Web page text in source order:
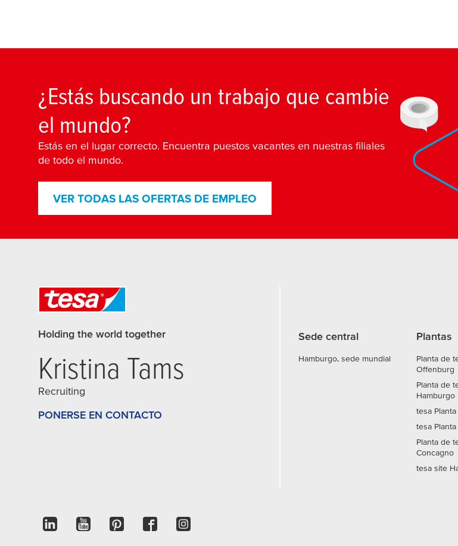
¿Estás buscando un trabajo que cambie
el mundo?
Estás en el lugar correcto. Encuentra puestos vacantes en nuestras filiales
de todo el mundo.
VER TODAS LAS OFERTAS DE EMPLEO
Holding the world together
Kristina Tams
Recruiting
PONERSE EN CONTACTO
Sede central
Hamburgo, sede mundial
Plantas
Planta de
Offenburg
Planta de
Hamburgo
tesa
tesa Planta
Planta de
Concagno
tesa site